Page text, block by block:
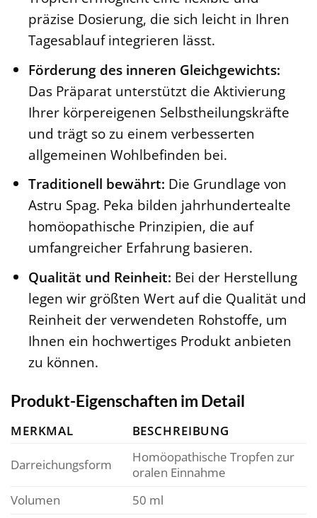
präzise Dosierung, die sich leicht in Ihren
Tagesablauf integrieren lässt.
Förderung des inneren Gleichgewichts:
Das Präparat unterstützt die Aktivierung
Ihrer körpereigenen Selbstheilungskräfte
und trägt so zu einem verbesserten
allgemeinen Wohlbefinden bei.
Traditionell bewährt: Die Grundlage von
Astru Spag. Peka bilden jahrhundertealte
homöopathische Prinzipien, die auf
umfangreicher Erfahrung basieren.
Qualität und Reinheit: Bei der Herstellung
legen wir größten Wert auf die Qualität und
Reinheit der verwendeten Rohstoffe, um
Ihnen ein hochwertiges Produkt anbieten
zu können.
Produkt-Eigenschaften im Detail
MERKMAL BESCHREIBUNG
Darreichungsform
Homöopathische Tropfen zur
oralen Einnahme
Volumen
50 ml